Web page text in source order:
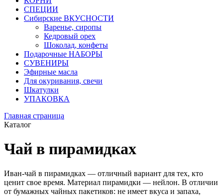
СПЕЦИИ
Сибирские ВКУСНОСТИ
Варенье, сиропы
Кедровый орех
Шоколад, конфеты
Подарочные НАБОРЫ
СУВЕНИРЫ
Эфирные масла
Для окуривания, свечи
Шкатулки
УПАКОВКА
Главная страница
Каталог
Чай в пирамидках
Иван-чай в пирамидках — отличный вариант для тех, кто
ценит свое время. Материал пирамидки — нейлон. В отличии
от бумажных чайных пакетиков: не имеет вкуса и запаха,